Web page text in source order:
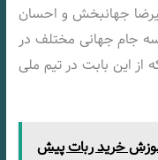
جهانبخش و احسان
جام جهانی مختلف در
از این بابت در تیم ملی
خرید ربات پیش